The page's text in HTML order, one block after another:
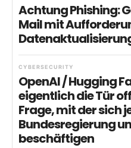
Achtung Phishing:
Mail mit
CYBERSECURITY
OpenAI / Hugging
eigentlich die Tür
Frage, mit der sich
Bundesregierung
beschäftigen